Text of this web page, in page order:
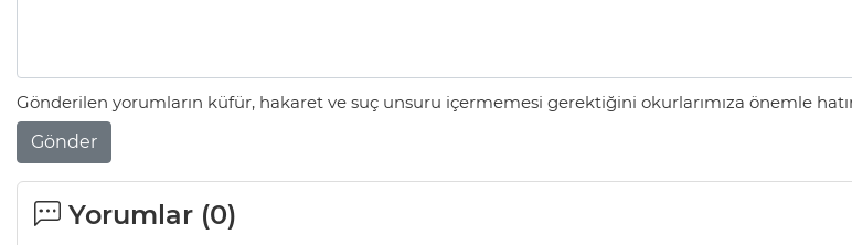
Gönderilen yorumların küfür, hakaret ve suç unsuru içermemesi gerektiğini okurlarımıza önemle
Gönder
Yorumlar (0)